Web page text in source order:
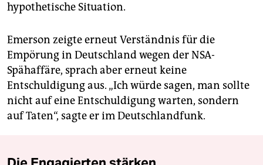
hypothetische Situation.
Emerson zeigte erneut Verständnis für die
Empörung in Deutschland wegen der NSA-
Spähaffäre, sprach aber erneut keine
Entschuldigung aus. „Ich würde sagen, man sollte
nicht auf eine Entschuldigung warten, sondern
auf Taten“, sagte er im Deutschlandfunk.